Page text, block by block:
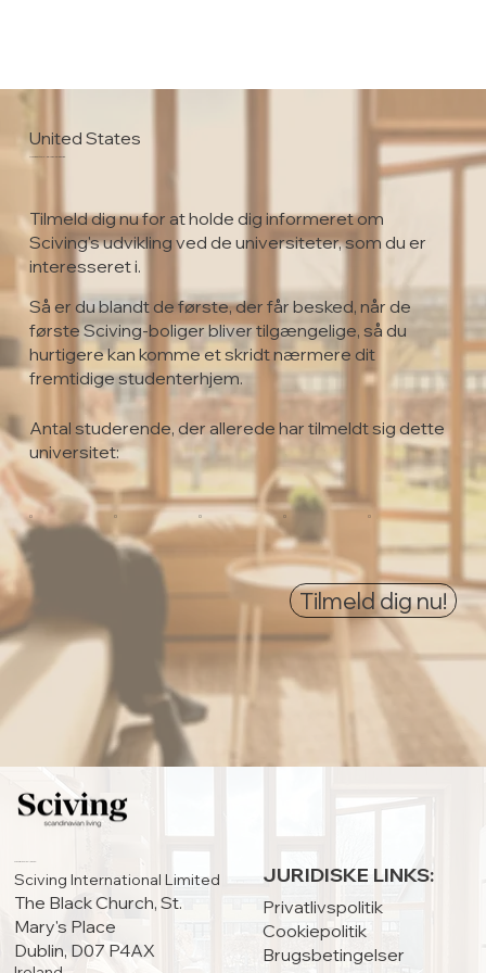
United States
University of Nebraska Kearney
Tilmeld dig nu for at holde dig informeret om
Sciving's udvikling ved de universiteter, som du er
interesseret i.
Så er du blandt de første, der får besked, når de
første Sciving-boliger bliver tilgængelige, så du
hurtigere kan komme et skridt nærmere dit
fremtidige studenterhjem.
Antal studerende, der allerede har tilmeldt sig dette
universitet:
0
0
0
0
0
Tilmeld dig nu!
HOVEDKONTOR:
Sciving International Limited
The Black Church, St.
Mary's Place
Dublin, D07 P4AX
JURIDISKE LINKS:
Privatlivspolitik
Cookiepolitik
Brugsbetingelser